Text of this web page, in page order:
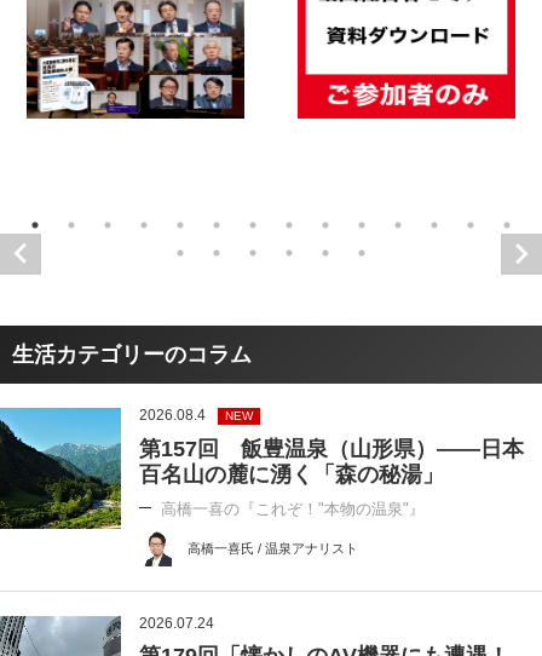
生活カテゴリーのコラム
2026.08.4 NEW
第157回 飯豊温泉（山形県）――日本
百名山の麓に湧く「森の秘湯」
高橋一喜の『これぞ！"本物の温泉"』
高橋一喜氏 / 温泉アナリスト
2026.07.24